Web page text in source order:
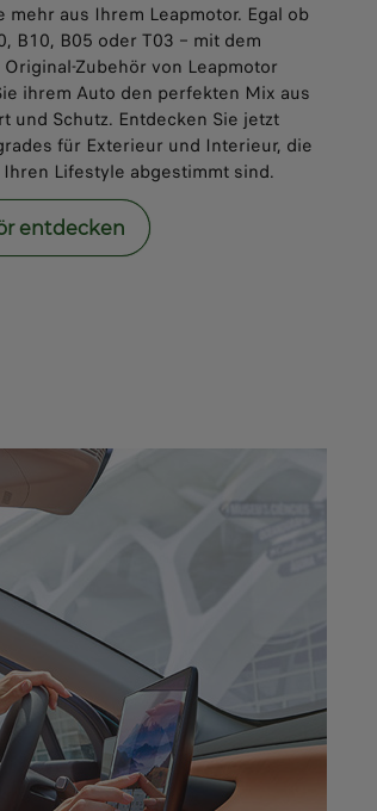
mehr aus Ihrem Leapmotor. Egal ob
B10, B05 oder T03 – mit dem
Zubehör von Leapmotor
ihrem Auto den perfekten Mix aus
und Schutz. Entdecken Sie jetzt
für Exterieur und Interieur, die
Lifestyle abgestimmt sind.
entdecken